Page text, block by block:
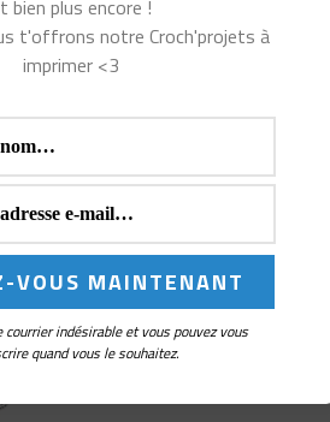
et d’astuces ?
recevoir toutes nos
nous rejoindre
et
peut-
bien plus encore !
t'offrons notre Croch'projets à
imprimer <3
courrier indésirable et vous pouvez vous
quand vous le souhaitez.